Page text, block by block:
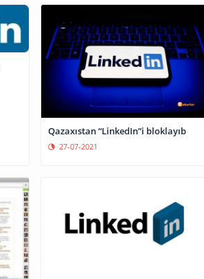
Qazaxıstan “LinkedIn”i bloklayıb
27-07-2021